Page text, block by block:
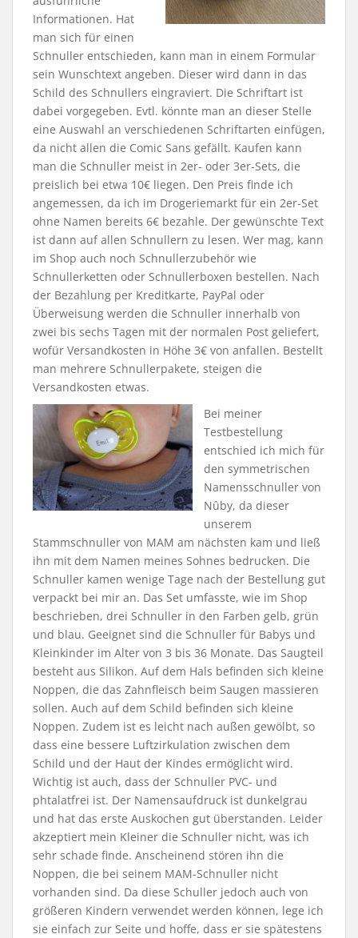
Informationen. Hat
man sich für einen
Schnuller entschieden, kann man in einem Formular
sein Wunschtext angeben. Dieser wird dann in das
Schild des Schnullers eingraviert. Die Schriftart ist
dabei vorgegeben. Evtl. könnte man an dieser Stelle
eine Auswahl an verschiedenen Schriftarten einfügen,
da nicht allen die Comic Sans gefällt. Kaufen kann
man die Schnuller meist in 2er- oder 3er-Sets, die
preislich bei etwa 10€ liegen. Den Preis finde ich
angemessen, da ich im Drogeriemarkt für ein 2er-Set
ohne Namen bereits 6€ bezahle. Der gewünschte Text
ist dann auf allen Schnullern zu lesen. Wer mag, kann
im Shop auch noch Schnullerzubehör wie
Schnullerketten oder Schnullerboxen bestellen. Nach
der Bezahlung per Kreditkarte, PayPal oder
Überweisung werden die Schnuller innerhalb von
zwei bis sechs Tagen mit der normalen Post geliefert,
wofür Versandkosten in Höhe 3€ von anfallen. Bestellt
man mehrere Schnullerpakete, steigen die
Versandkosten etwas.
Bei meiner
Testbestellung
entschied ich mich für
den symmetrischen
Namensschnuller von
Nûby, da dieser
unserem
Stammschnuller von MAM am nächsten kam und ließ
ihn mit dem Namen meines Sohnes bedrucken. Die
Schnuller kamen wenige Tage nach der Bestellung gut
verpackt bei mir an. Das Set umfasste, wie im Shop
beschrieben, drei Schnuller in den Farben gelb, grün
und blau. Geeignet sind die Schnuller für Babys und
Kleinkinder im Alter von 3 bis 36 Monate. Das Saugteil
besteht aus Silikon. Auf dem Hals befinden sich kleine
Noppen, die das Zahnfleisch beim Saugen massieren
sollen. Auch auf dem Schild befinden sich kleine
Noppen. Zudem ist es leicht nach außen gewölbt, so
dass eine bessere Luftzirkulation zwischen dem
Schild und der Haut der Kindes ermöglicht wird.
Wichtig ist auch, dass der Schnuller PVC- und
phtalatfrei ist. Der Namensaufdruck ist dunkelgrau
und hat das erste Auskochen gut überstanden. Leider
akzeptiert mein Kleiner die Schnuller nicht, was ich
sehr schade finde. Anscheinend stören ihn die
Noppen, die bei seinem MAM-Schnuller nicht
vorhanden sind. Da diese Schuller jedoch auch von
größeren Kindern verwendet werden können, lege ich
sie einfach zur Seite und hoffe, dass er sie spätestens